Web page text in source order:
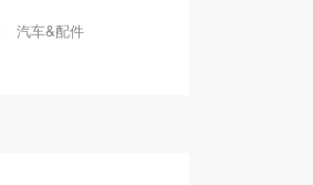
汽车&配件